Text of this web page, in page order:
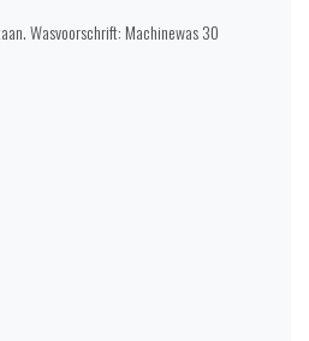
Wasvoorschrift: Machinewas 30